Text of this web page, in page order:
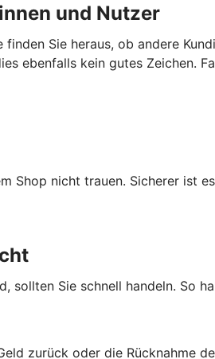
und Nutzer
Sie heraus, ob andere
ebenfalls kein gutes Zeichen.
Shop nicht trauen. Sicherer ist
sollten Sie schnell handeln. So
zurück oder die Rücknahme